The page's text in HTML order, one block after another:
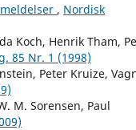
, Nordisk
Koch, Henrik Tham,
85 Nr. 1 (1998)
Peter Kruize,
M. Sorensen, Paul